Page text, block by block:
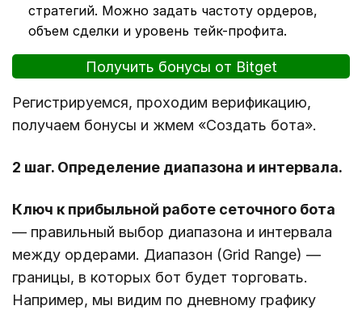
стратегий. Можно задать частоту ордеров,
объем сделки и уровень тейк-профита.
Получить бонусы от Bitget
Регистрируемся, проходим верификацию,
получаем бонусы и жмем «Создать бота».
2 шаг. Определение диапазона и интервала.
Ключ к прибыльной работе сеточного бота
— правильный выбор диапазона и интервала
между ордерами. Диапазон (Grid Range) —
границы, в которых бот будет торговать.
Например, мы видим по дневному графику